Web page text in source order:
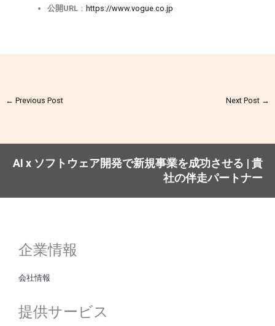
公開URL： https://www.vogue.co.jp
← Previous Post Next Post →
AI x ソフトウェア開発で新規事業を成功させる | 貴
社の伴走パートナー
企業情報
会社情報
提供サービス